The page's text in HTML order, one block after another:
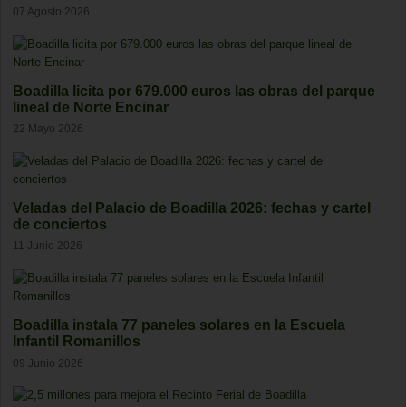
07 Agosto 2026
Boadilla licita por 679.000 euros las obras del parque
lineal de Norte Encinar
22 Mayo 2026
Veladas del Palacio de Boadilla 2026: fechas y cartel
de conciertos
11 Junio 2026
Boadilla instala 77 paneles solares en la Escuela
Infantil Romanillos
09 Junio 2026